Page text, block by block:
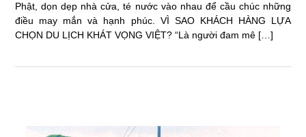
Phật, dọn dẹp nhà cửa, té nước vào nhau để cầu chúc những
điều may mắn và hạnh phúc. VÌ SAO KHÁCH HÀNG LỰA
CHỌN DU LỊCH KHÁT VỌNG VIỆT? “Là người đam mê […]